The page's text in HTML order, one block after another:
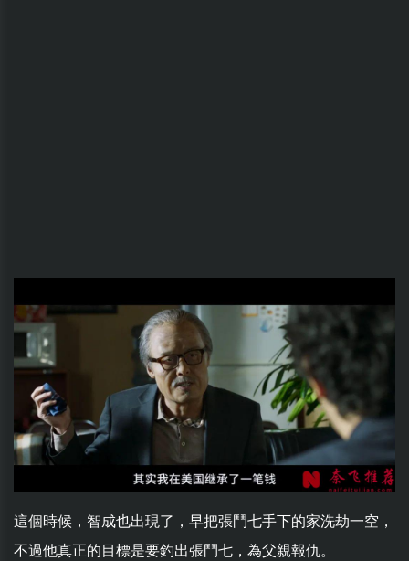
這個時候，智成也出現了，早把張鬥七手下的家洗劫一空，
不過他真正的目標是要釣出張鬥七，為父親報仇。